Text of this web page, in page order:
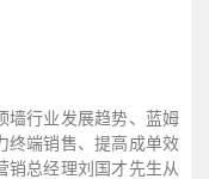
墙行业发展趋势、蓝姆
终端销售、提高成单效
销总经理刘国才先生从